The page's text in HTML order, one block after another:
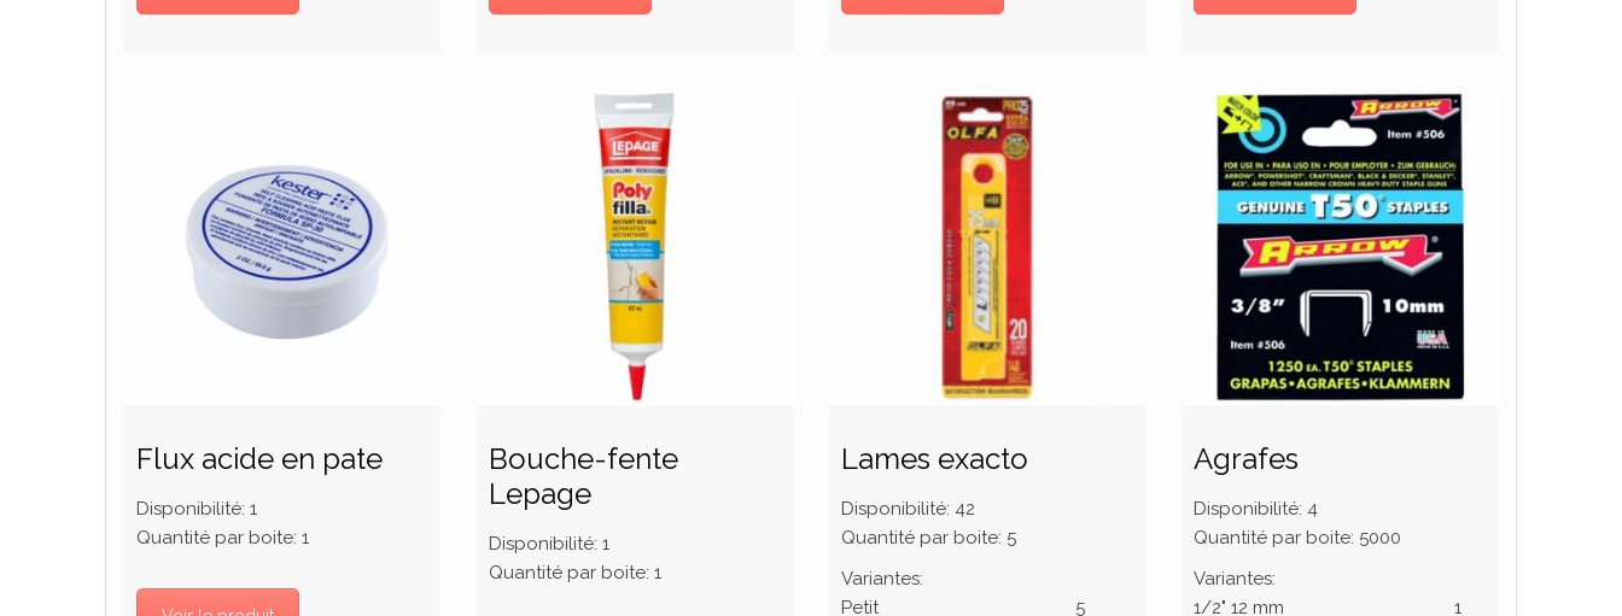
Flux acide en pate
Disponibilité: 1
Quantité par boite: 1
Bouche-fente
Lepage
Disponibilité: 1
Quantité par boite: 1
Lames exacto
Disponibilité: 42
Quantité par boite: 5
Variantes:
Petit
5
Agrafes
Disponibilité: 4
Quantité par boite: 5000
Variantes:
1/2" 12 mm
1